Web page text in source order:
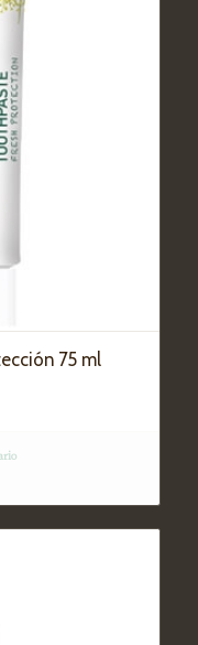
75 ml